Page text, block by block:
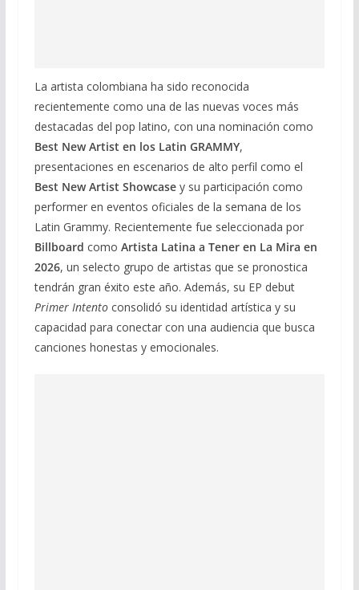
La artista colombiana ha sido reconocida
recientemente como una de las nuevas voces más
destacadas del pop latino, con una nominación como
Best New Artist en los Latin GRAMMY,
presentaciones en escenarios de alto perfil como el
Best New Artist Showcasey su participación como
performer en eventos oficiales de la semana de los
Latin Grammy. Recientemente fue seleccionada por
Billboard como Artista Latina a Tener en La Mira en
2026, un selecto grupo de artistas que se pronostica
tendrán gran éxito este año. Además, su EP debut
Primer Intentoconsolidó su identidad artística y su
capacidad para conectar con una audiencia que busca
canciones honestas y emocionales.